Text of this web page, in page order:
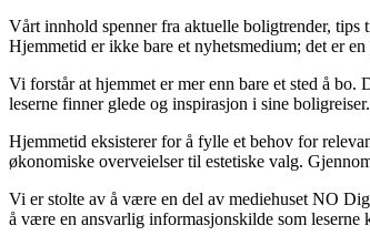
Vårt innhold spenner fra aktuelle boligtrender,
Hjemmetid er ikke bare et nyhetsmedium; det er
Vi forstår at hjemmet er mer enn bare et sted å
leserne finner glede og inspirasjon i sine
Hjemmetid eksisterer for å fylle et behov for
økonomiske overveielser til estetiske valg.
Vi er stolte av å være en del av mediehuset NO
å være en ansvarlig informasjonskilde som leserne